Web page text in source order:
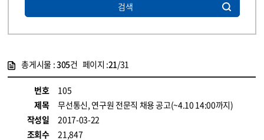
검색
총게시물 :305건 페이지 :21/31
번호
105
제목
무선통신, 연구원 전문직 채용 공고(~4.10 14:00까지)
작성일
2017-03-22
조회수
21,847